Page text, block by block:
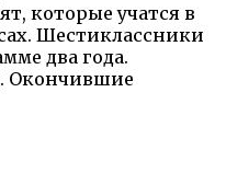
которые учатся в
Шестиклассники
два года.
Окончившие